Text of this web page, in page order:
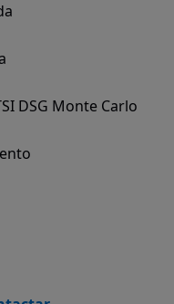
DSG Monte Carlo